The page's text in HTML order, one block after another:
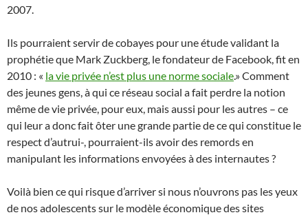
2007.
Ils pourraient servir de cobayes pour une étude validant la
prophétie que Mark Zuckberg, le fondateur de Facebook, fit en
2010 : « la vie privée n’est plus une norme sociale.» Comment
des jeunes gens, à qui ce réseau social a fait perdre la notion
même de vie privée, pour eux, mais aussi pour les autres – ce
qui leur a donc fait ôter une grande partie de ce qui constitue le
respect d’autrui-, pourraient-ils avoir des remords en
manipulant les informations envoyées à des internautes ?
Voilà bien ce qui risque d’arriver si nous n’ouvrons pas les yeux
de nos adolescents sur le modèle économique des sites